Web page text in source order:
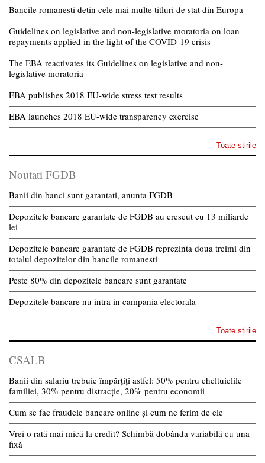
Bancile romanesti detin cele mai multe titluri de stat din Europa
Guidelines on legislative and non-legislative moratoria on loan
repayments applied in the light of the COVID-19 crisis
The EBA reactivates its Guidelines on legislative and non-
legislative moratoria
EBA publishes 2018 EU-wide stress test results
EBA launches 2018 EU-wide transparency exercise
Toate stirile
Noutati FGDB
Banii din banci sunt garantati, anunta FGDB
Depozitele bancare garantate de FGDB au crescut cu 13 miliarde
lei
Depozitele bancare garantate de FGDB reprezinta doua treimi din
totalul depozitelor din bancile romanesti
Peste 80% din depozitele bancare sunt garantate
Depozitele bancare nu intra in campania electorala
Toate stirile
CSALB
Banii din salariu trebuie împărțiți astfel: 50% pentru cheltuielile
familiei, 30% pentru distracție, 20% pentru economii
Cum se fac fraudele bancare online și cum ne ferim de ele
Vrei o rată mai mică la credit? Schimbă dobânda variabilă cu una
fixă